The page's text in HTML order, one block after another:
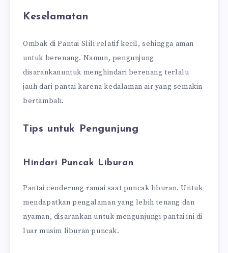
Keselamatan
Ombak di Pantai Slili relatif kecil, sehingga aman
untuk berenang. Namun, pengunjung
disarankanuntuk menghindari berenang terlalu
jauh dari pantai karena kedalaman air yang semakin
bertambah.
Tips untuk Pengunjung
Hindari Puncak Liburan
Pantai cenderung ramai saat puncak liburan. Untuk
mendapatkan pengalaman yang lebih tenang dan
nyaman, disarankan untuk mengunjungi pantai ini di
luar musim liburan puncak.